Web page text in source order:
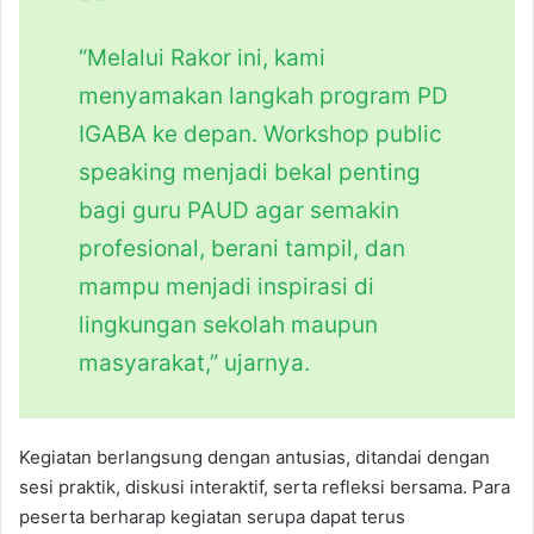
“Melalui Rakor ini, kami
menyamakan langkah program PD
IGABA ke depan. Workshop public
speaking menjadi bekal penting
bagi guru PAUD agar semakin
profesional, berani tampil, dan
mampu menjadi inspirasi di
lingkungan sekolah maupun
masyarakat,” ujarnya.
Kegiatan berlangsung dengan antusias, ditandai dengan
sesi praktik, diskusi interaktif, serta refleksi bersama. Para
peserta berharap kegiatan serupa dapat terus